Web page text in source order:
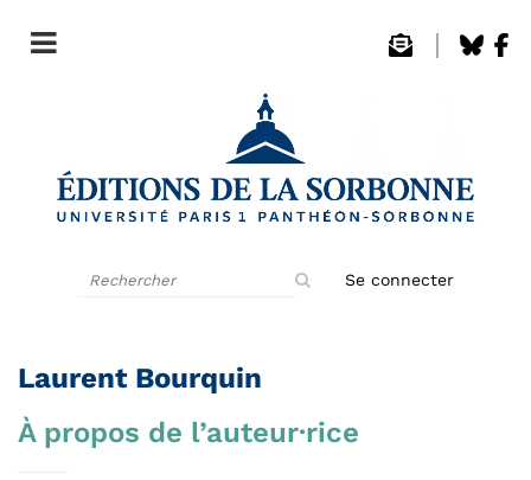
Se connecter
Laurent Bourquin
À propos de l’auteur·rice